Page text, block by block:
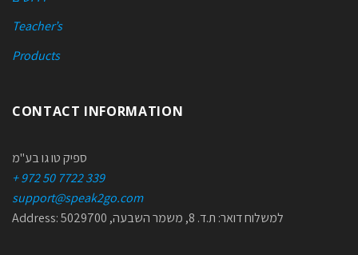
Teacher’s
Products
CONTACT INFORMATION
ספיק טו גו בע"מ
+ 972 50 7722 339
support@speak2go.com
Address: למשלוח דואר: ת.ד. 8, משמר השבעה, 5029700